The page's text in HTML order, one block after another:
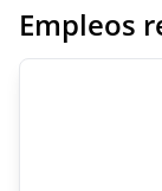
Empleos